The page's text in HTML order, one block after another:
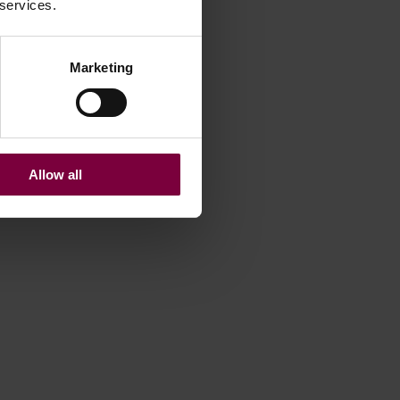
Marketing
Allow all